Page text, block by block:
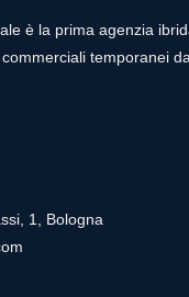
è la prima agenzia
temporanei
1, Bologna